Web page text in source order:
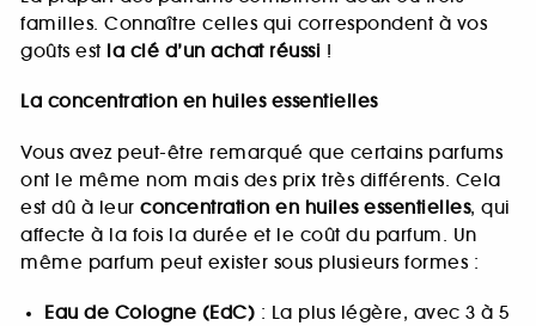
familles. Connaître celles qui correspondent à vos
goûts est la clé d’un achat réussi !
La concentration en huiles essentielles
Vous avez peut-être remarqué que certains parfums
ont le même nom mais des prix très différents. Cela
est dû à leur concentration en huiles essentielles, qui
affecte à la fois la durée et le coût du parfum. Un
même parfum peut exister sous plusieurs formes :
Eau de Cologne (EdC) : La plus légère, avec 3 à 5